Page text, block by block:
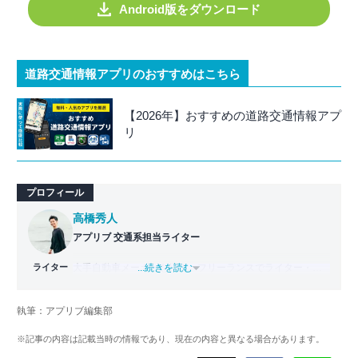
Android版をダウンロード
道路交通情報アプリのおすすめはこちら
【2026年】おすすめの道路交通情報アプ
リ
プロフィール
ライター
高橋秀人
アプリブ 交通系担当ライター
大手自動車メーカーを経て、フリーランスでライター・編
旅をスタート。走行距離42,000km・活動期間500日以上か
...続きを読む
執筆：アプリブ編集部
※記事の内容は記載当時の情報であり、現在の内容と異なる場合があります。